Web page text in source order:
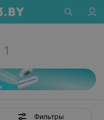
1
Фильтры